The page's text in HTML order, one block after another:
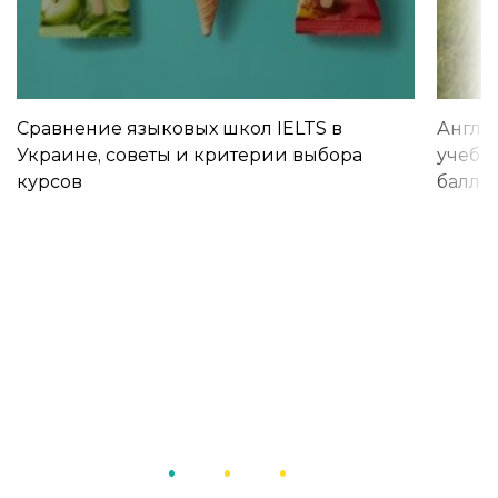
Сравнение языковых школ IELTS в
Украине, советы и критерии выбора
курсов
учебы
баллы